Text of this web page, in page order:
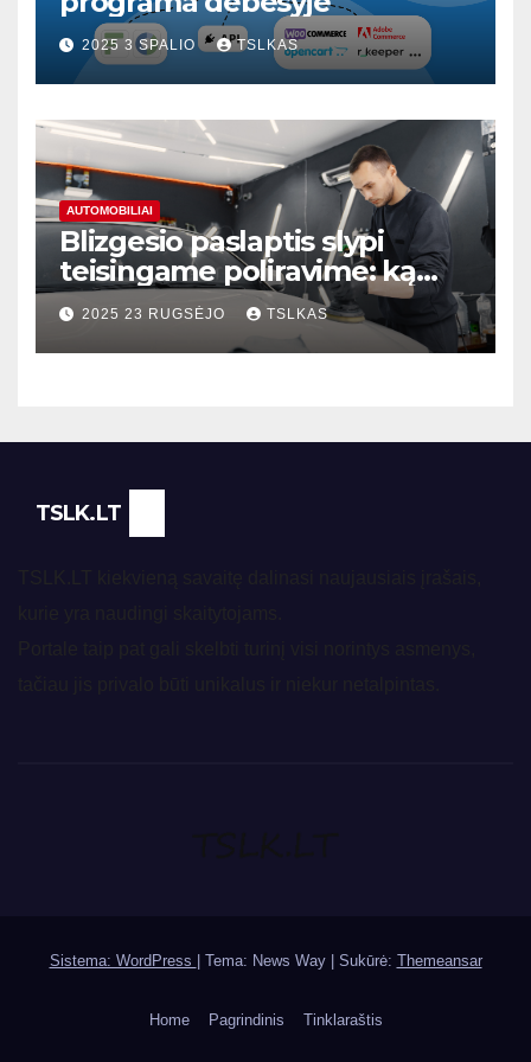
2025 3 SPALIO TSLKAS
AUTOMOBILIAI
Blizgesio paslaptis slypi
teisingame poliravime: ką
svarbu žinoti?
2025 23 RUGSĖJO TSLKAS
TSLK.LT
Sistema: WordPress Tema: News Way | Sukūrė: Themeansar
Home Pagrindinis Tinklaraštis